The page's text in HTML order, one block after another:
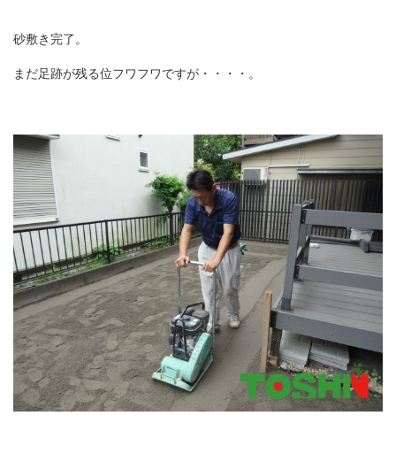
砂敷き完了。
まだ足跡が残る位フワフワですが・・・・。